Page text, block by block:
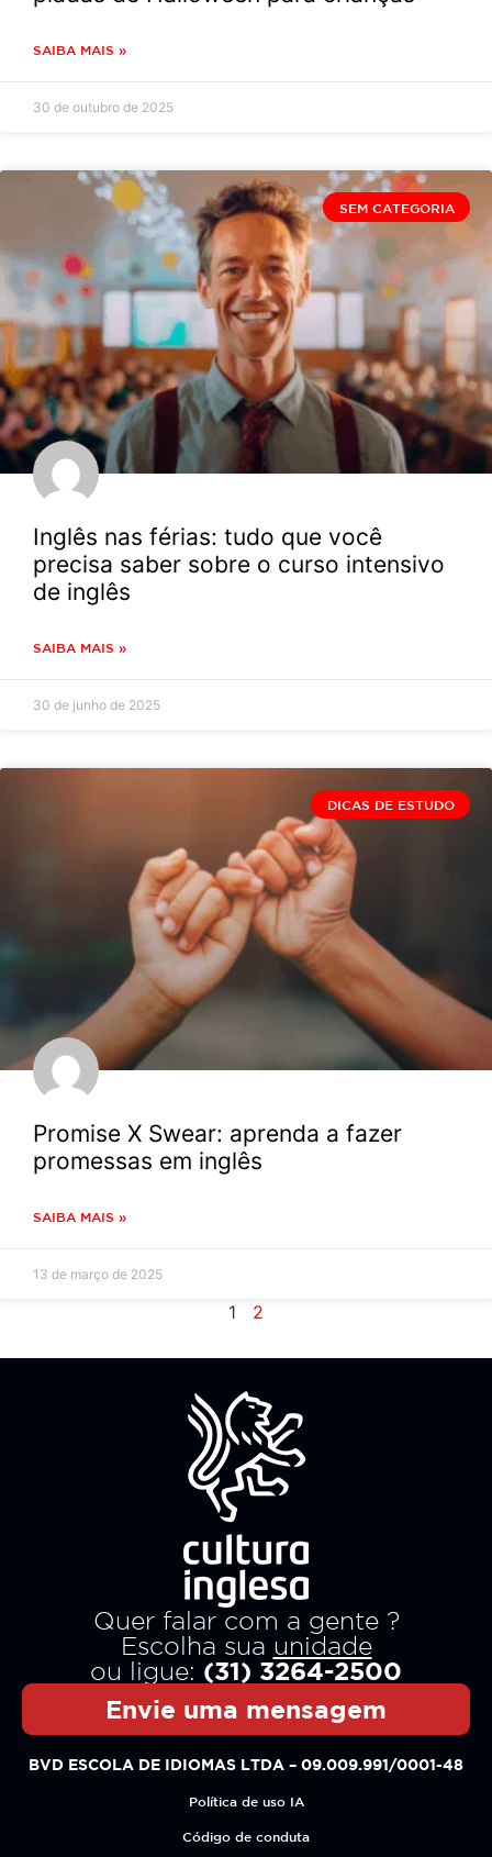
SAIBA MAIS »
30 de outubro de 2025
SEM CATEGORIA
Inglês nas férias: tudo que você
precisa saber sobre o curso intensivo
de inglês
SAIBA MAIS »
30 de junho de 2025
DICAS DE ESTUDO
Promise X Swear: aprenda a fazer
promessas em inglês
SAIBA MAIS »
13 de março de 2025
1 2
Quer falar com a gente ?
Escolha sua unidade
ou ligue: (31) 3264-2500
Envie uma mensagem
BVD ESCOLA DE IDIOMAS LTDA – 09.009.991/0001-48
Política de uso IA
Código de conduta